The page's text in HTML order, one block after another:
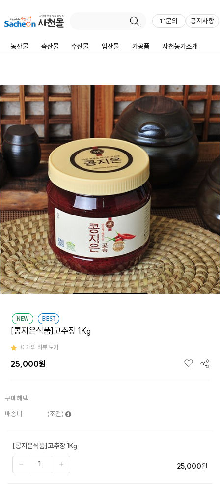
1:1문의 공지사항
농산물 축산물 수산물 임산물 가공품 사천농가소개
제품상세정보
[콩지은식품]고추장 1Kg
0 개의 리뷰 보기
25,000원
구매혜택
배송비
(조건)
[콩지은식품]고추장 1Kg
25,000원